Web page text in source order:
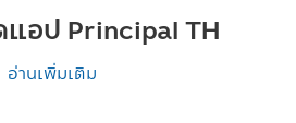
แอป Principal TH
อ่านเพิ่มเติม